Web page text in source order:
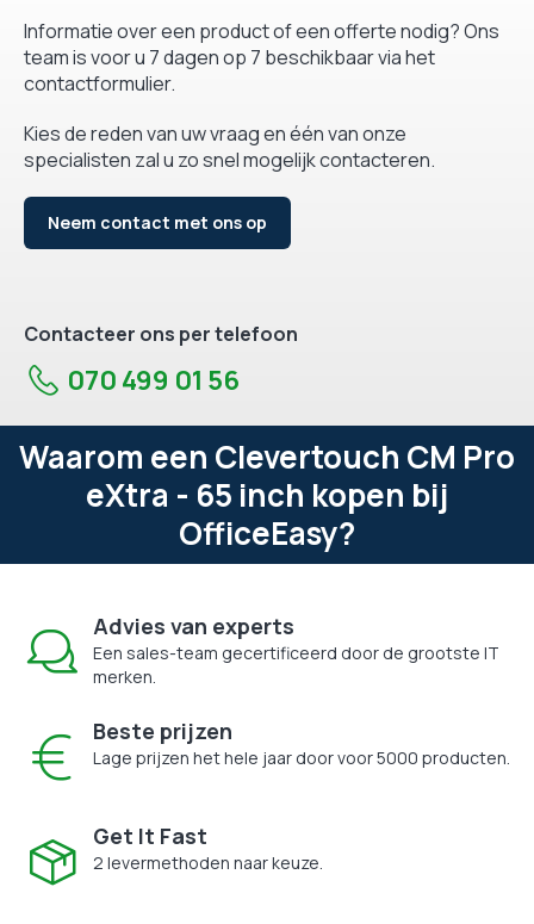
Informatie over een product of een offerte nodig? Ons
team is voor u 7 dagen op 7 beschikbaar via het
contactformulier.
Kies de reden van uw vraag en één van onze
specialisten zal u zo snel mogelijk contacteren.
Neem contact met ons op
Contacteer ons per telefoon
070 499 01 56
Waarom een Clevertouch CM Pro
eXtra - 65 inch kopen bij
OfficeEasy?
Advies van experts
Een sales-team gecertificeerd door de grootste IT
merken.
Beste prijzen
Lage prijzen het hele jaar door voor 5000 producten.
Get It Fast
2 levermethoden naar keuze.